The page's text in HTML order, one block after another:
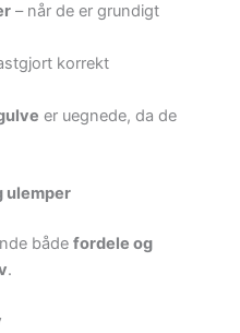
– når de er grundigt
korrekt
er uegnede, da de
ulemper
både fordele og
.